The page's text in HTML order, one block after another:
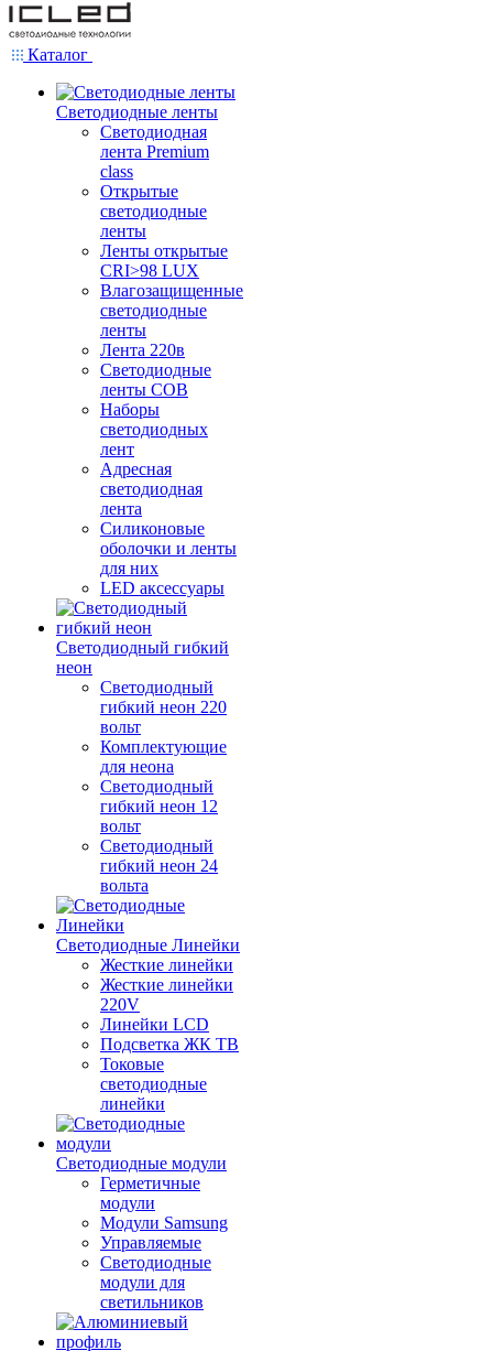
Каталог
Светодиодные ленты
Светодиодная
лента Premium
class
Открытые
светодиодные
ленты
Ленты открытые
CRI>98 LUX
Влагозащищенные
светодиодные
ленты
Лента 220в
Светодиодные
ленты COB
Наборы
светодиодных
лент
Адресная
светодиодная
лента
Силиконовые
оболочки и ленты
для них
LED аксессуары
Светодиодный гибкий
неон
Светодиодный
гибкий неон 220
вольт
Комплектующие
для неона
Светодиодный
гибкий неон 12
вольт
Светодиодный
гибкий неон 24
вольта
Светодиодные Линейки
Жесткие линейки
Жесткие линейки
220V
Линейки LCD
Подсветка ЖК ТВ
Токовые
светодиодные
линейки
Светодиодные модули
Герметичные
модули
Модули Samsung
Управляемые
Светодиодные
модули для
светильников